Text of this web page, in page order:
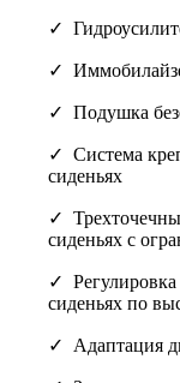
Подушка
Cистема
сиденьях
сиденьях с
сиденьях по
Адаптация